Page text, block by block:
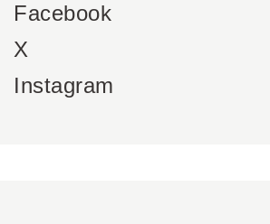
Facebook
X
Instagram